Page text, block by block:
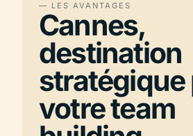
— LES AVANTAGES
Cannes,
destination
stratégique
votre team